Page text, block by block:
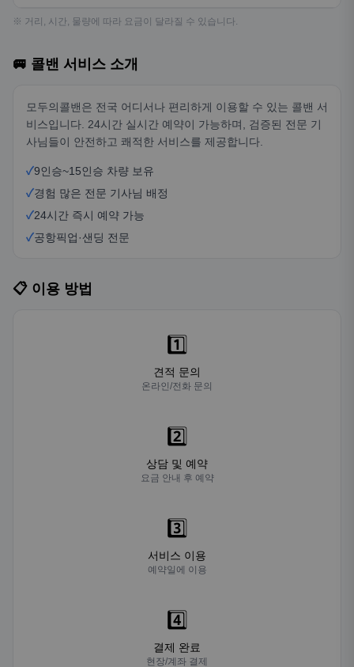
※ 거리, 시간, 물량에 따라 요금이 달라질 수 있습니다.
🚐 콜밴 서비스 소개
모두의콜밴은 전국 어디서나 편리하게 이용할 수 있는 콜밴 서
비스입니다. 24시간 실시간 예약이 가능하며, 검증된 전문 기
사님들이 안전하고 쾌적한 서비스를 제공합니다.
✓9인승~15인승 차량 보유
✓경험 많은 전문 기사님 배정
✓24시간 즉시 예약 가능
✓공항픽업·샌딩 전문
📋 이용 방법
1️⃣
견적 문의
온라인/전화 문의
2️⃣
상담 및 예약
요금 안내 후 예약
3️⃣
서비스 이용
예약일에 이용
4️⃣
결제 완료
현장/계좌 결제